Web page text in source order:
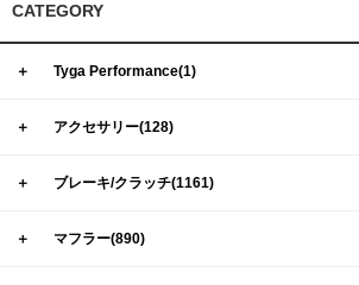
CATEGORY
＋ Tyga Performance(1)
＋ アクセサリー(128)
＋ ブレーキ/クラッチ(1161)
＋ マフラー(890)